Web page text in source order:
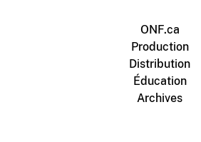
ONF.ca
Production
Distribution
Éducation
Archives